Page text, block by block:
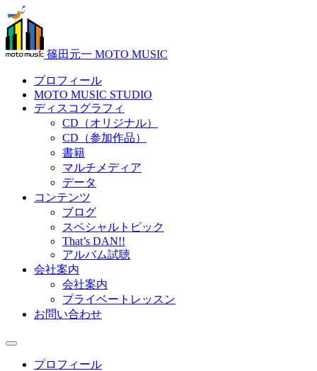
篠田元一 MOTO MUSIC
プロフィール
MOTO MUSIC STUDIO
ディスコグラフィ
CD（オリジナル）
CD（参加作品）
書籍
マルチメディア
データ
コンテンツ
ブログ
スペシャルトピック
That’s DAN!!
アルバム試聴
会社案内
会社案内
プライベートレッスン
お問い合わせ
プロフィール